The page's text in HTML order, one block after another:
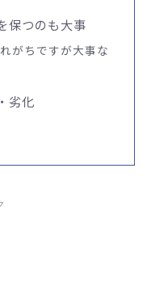
保つのも大事
がちですが大事な
劣化